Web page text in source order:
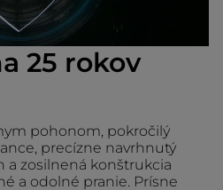
25 rokov
pohonom, pokročilý
precízne navrhnutý
a zosilnená konštrukcia
a odolné pranie. Prísne